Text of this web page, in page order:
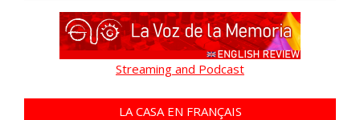
Streaming and Podcast
LA CASA EN FRANÇAIS